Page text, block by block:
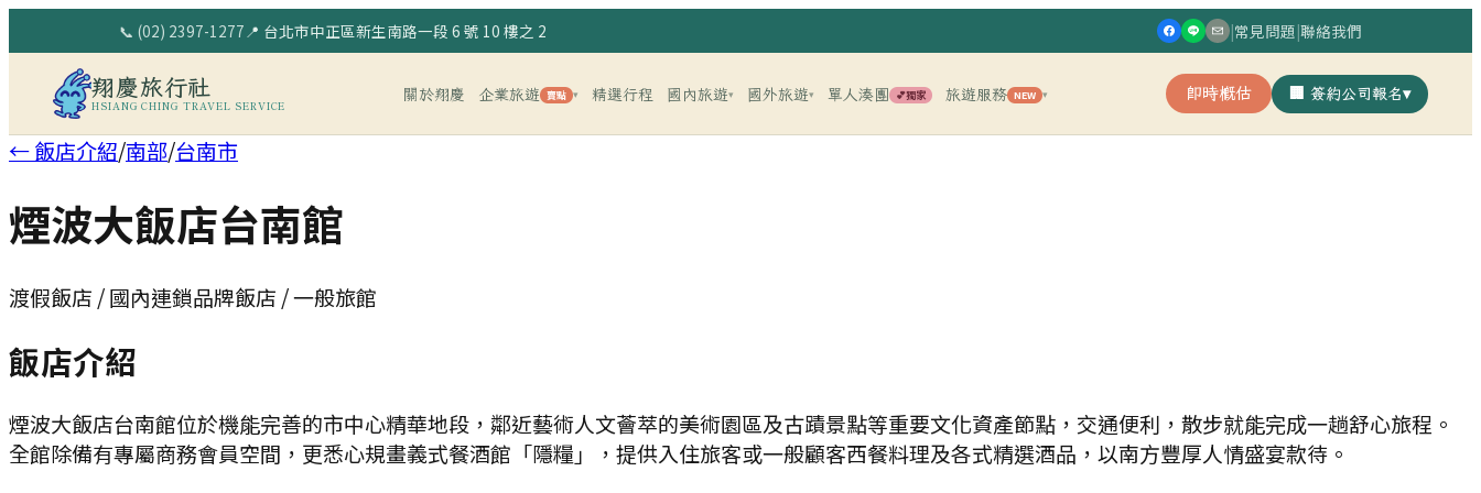
📞 (02) 2397-1277📍 台北市中正區新生南路一段 6 號 10 樓之 2 |常見問題|聯絡我們
翔慶旅行社
HSIANG CHING TRAVEL SERVICE
關於翔慶 企業旅遊 賣點 ▾ 精選行程 國內旅遊▾ 國外旅遊▾ 單人湊團 💕獨家 旅遊服務 NEW ▾ 即時概估 🏢 簽約公司報名▾
← 飯店介紹/南部/台南市
煙波大飯店台南館
渡假飯店 / 國內連鎖品牌飯店 / 一般旅館
飯店介紹
煙波大飯店台南館位於機能完善的市中心精華地段，鄰近藝術人文薈萃的美術園區及古蹟景點等重要文化資產節點，交通便利，散步就能完成一趟舒心旅程。
全館除備有專屬商務會員空間，更悉心規畫義式餐酒館「隱糧」，提供入住旅客或一般顧客西餐料理及各式精選酒品，以南方豐厚人情盛宴款待。